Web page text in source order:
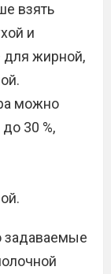
взять
и
для жирной,
можно
30 %,
задаваемые